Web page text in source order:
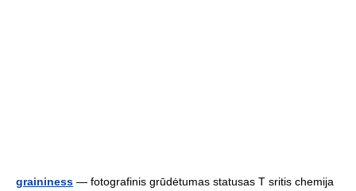
graininess — fotografinis grūdėtumas statusas T sritis chemija